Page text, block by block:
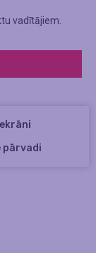
vadītājiem.
pārvadi